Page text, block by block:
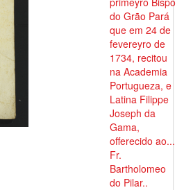
do Grão Pará
que em 24 de
fevereyro de
1734, recitou
na Academia
Portugueza, e
Latina Filippe
Joseph da
Gama,
offerecido ao...
Fr.
Bartholomeo
do Pilar..